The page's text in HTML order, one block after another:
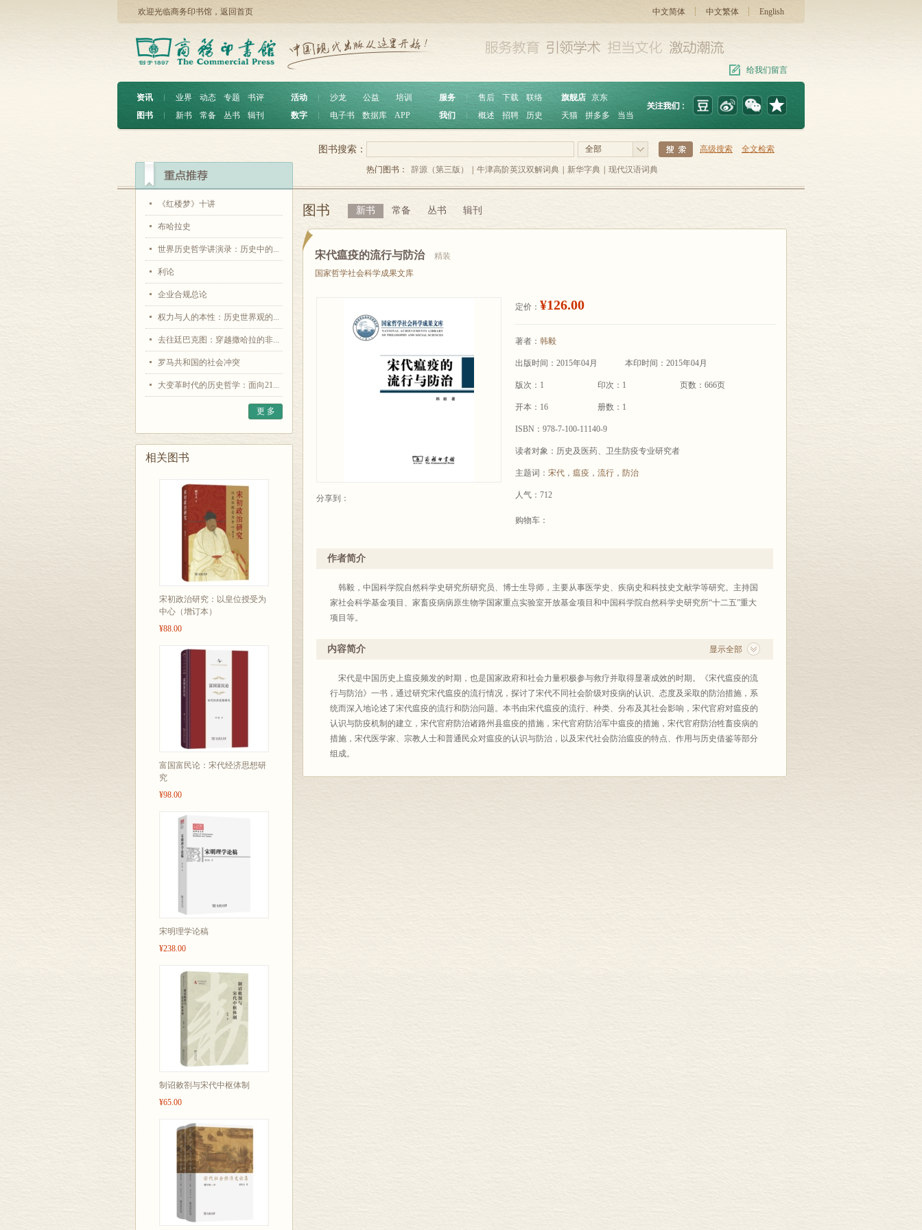
欢迎光临商务印书馆， 返回首页 中文简体 中文繁体 English
给我们留言
资讯 ︱ 业界 动态 专题
书评
图书
︱ 新书 常备 丛书 辑刊
活动 沙龙 公益
培训
数字
电子书 数据库 APP
服务 ︱ 售后 下载
联络
我们
概述 招聘 历史
旗舰店 京东
天猫
拼多多 当当
《红楼梦》十讲
布哈拉史
世界历史哲学讲演录：历史中的...
利论
企业合规总论
权力与人的本性：历史世界观的...
去往廷巴克图：穿越撒哈拉的非...
罗马共和国的社会冲突
大变革时代的历史哲学：面向21...
更 多
相关图书
宋初政治研究：以皇位授受为
中心（增订本）
¥88.00
富国富民论：宋代经济思想研
究
¥98.00
宋明理学论稿
¥238.00
制诏敕劄与宋代中枢体制
¥65.00
全部 高级搜索 全文检索
图书搜索：
热门图书： 辞源（第三版） 牛津高阶英汉双解词典 新华字典 现代汉语词典
图书 新书 常备 丛书 辑刊
宋代瘟疫的流行与防治
精装
国家哲学社会科学成果文库
分享到：
定价： ¥126.00
著者： 韩毅
出版时间：2015年04月 本印时间：2015年04月
版次：1 印次：1 页数：666页
开本：16 册数：1
ISBN：978-7-100-11140-9
读者对象：历史及医药、卫生防疫专业研究者
主题词： 宋代 ， 瘟疫 ， 流行 ， 防治
人气：712
购物车：
作者简介
韩毅，中国科学院自然科学史研究所研究员、博士生导师，主要从事医学史、疾病史和科技史文献学等研究。主持国
家社会科学基金项目、家畜疫病病原生物学国家重点实验室开放基金项目和中国科学院自然科学史研究所“十二五”重大
项目等。
显示全部
内容简介
宋代是中国历史上瘟疫频发的时期，也是国家政府和社会力量积极参与救疗并取得显著成效的时期。《宋代瘟疫的流
行与防治》一书，通过研究宋代瘟疫的流行情况，探讨了宋代不同社会阶级对疫病的认识、态度及采取的防治措施，系
统而深入地论述了宋代瘟疫的流行和防治问题。本书由宋代瘟疫的流行、种类、分布及其社会影响，宋代官府对瘟疫的
认识与防疫机制的建立，宋代官府防治诸路州县瘟疫的措施，宋代官府防治军中瘟疫的措施，宋代官府防治牲畜疫病的
措施，宋代医学家、宗教人士和普通民众对瘟疫的认识与防治，以及宋代社会防治瘟疫的特点、作用与历史借鉴等部分
组成。